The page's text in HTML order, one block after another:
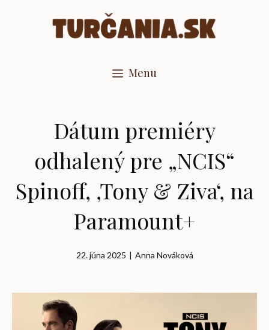
Menu
Dátum premiéry
odhalený pre „NCIS“
Spinoff, ‚Tony & Ziva‘, na
Paramount+
22. júna 2025 | Anna Nováková